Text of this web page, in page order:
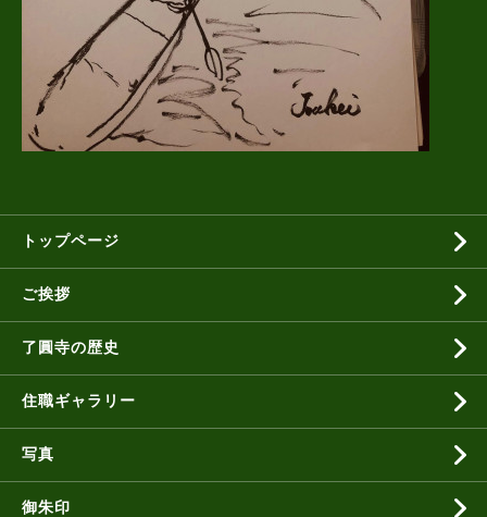
トップページ
ご挨拶
了圓寺の歴史
住職ギャラリー
写真
御朱印